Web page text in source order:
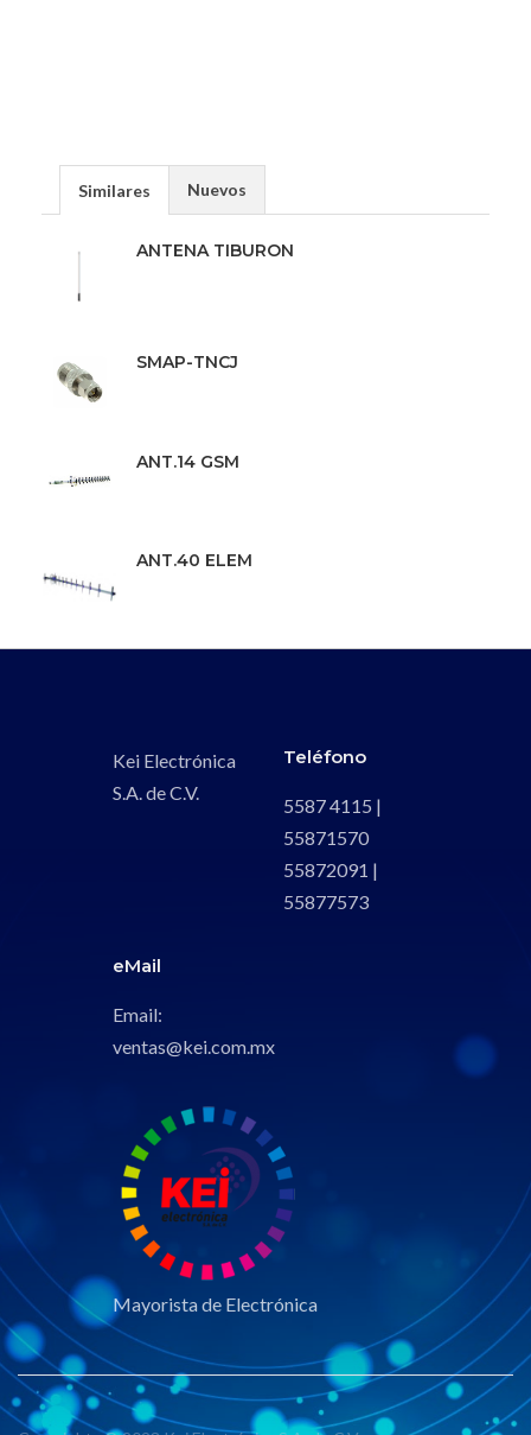
Similares Nuevos
ANTENA TIBURON
SMAP-TNCJ
ANT.14 GSM
ANT.40 ELEM
Kei Electrónica
S.A. de C.V.
Teléfono
5587 4115 |
55871570
55872091 |
55877573
eMail
Email:
ventas@kei.com.mx
Mayorista de Electrónica